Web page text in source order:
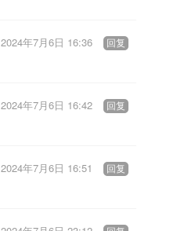
2024年7月6日 16:36 回复
2024年7月6日 16:42 回复
2024年7月6日 16:51 回复